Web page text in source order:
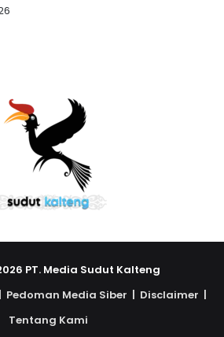
PT. Media Sudut Kalteng
Pedoman Media Siber | Disclaimer |
Tentang Kami